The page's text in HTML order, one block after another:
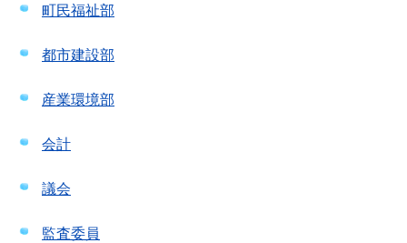
町民福祉部
都市建設部
産業環境部
会計
議会
監査委員